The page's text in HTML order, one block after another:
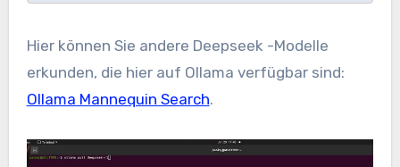
Hier können Sie andere Deepseek -Modelle
erkunden, die hier auf Ollama verfügbar sind:
Ollama Mannequin Search.